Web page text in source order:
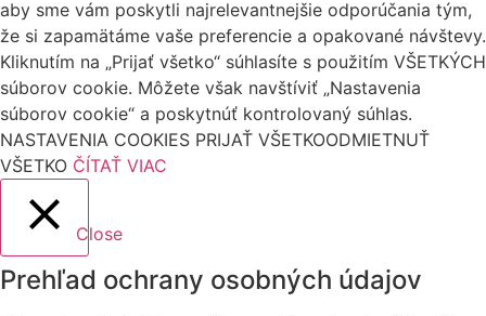
aby sme vám poskytli najrelevantnejšie odporúčania tým,
že si zapamätáme vaše preferencie a opakované návštevy.
Kliknutím na „Prijať všetko“ súhlasíte s použitím VŠETKÝCH
súborov cookie. Môžete však navštíviť „Nastavenia
súborov cookie“ a poskytnúť kontrolovaný súhlas.
NASTAVENIA COOKIES PRIJAŤ VŠETKOODMIETNUŤ
VŠETKO ČÍTAŤ VIAC
Close
Prehľad ochrany osobných údajov